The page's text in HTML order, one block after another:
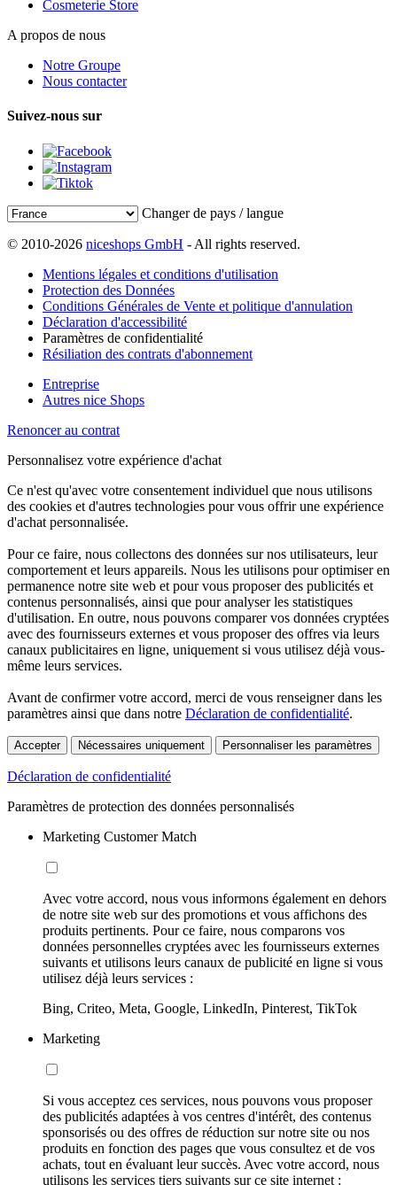
Cosmeterie Store
A propos de nous
Notre Groupe
Nous contacter
Suivez-nous sur
Changer de pays / langue
© 2010-2026 niceshops GmbH - All rights reserved.
Mentions légales et conditions d'utilisation
Protection des Données
Conditions Générales de Vente et politique d'annulation
Déclaration d'accessibilité
Paramètres de confidentialité
Résiliation des contrats d'abonnement
Entreprise
Autres nice Shops
Renoncer au contrat
Personnalisez votre expérience d'achat
Ce n'est qu'avec votre consentement individuel que nous utilisons
des cookies et d'autres technologies pour vous offrir une expérience
d'achat personnalisée.
Pour ce faire, nous collectons des données sur nos utilisateurs, leur
comportement et leurs appareils. Nous les utilisons pour optimiser en
permanence notre site web et pour vous proposer des publicités et
contenus personnalisés, ainsi que pour analyser les statistiques
d'utilisation. En outre, nous pouvons comparer vos données cryptées
avec des fournisseurs externes et vous proposer des offres via leurs
canaux publicitaires en ligne, uniquement si vous utilisez déjà vous-
même leurs services.
Avant de confirmer votre accord, merci de vous renseigner dans les
paramètres ainsi que dans notre Déclaration de confidentialité.
Accepter Nécessaires uniquement Personnaliser les paramètres
Déclaration de confidentialité
Paramètres de protection des données personnalisés
Marketing Customer Match
Avec votre accord, nous vous informons également en dehors
de notre site web sur des promotions et vous affichons des
produits pertinents. Pour ce faire, nous comparons vos
données personnelles cryptées avec les fournisseurs externes
suivants et utilisons leurs canaux de publicité en ligne si vous
utilisez déjà leurs services :
Bing, Criteo, Meta, Google, LinkedIn, Pinterest, TikTok
Marketing
Si vous acceptez ces services, nous pouvons vous proposer
des publicités adaptées à vos centres d'intérêt, des contenus
sponsorisés ou des offres de réduction sur notre site ou nos
produits en fonction des pages que vous consultez et de vos
achats, tout en évaluant leur succès. Avec votre accord, nous
utilisons les services tiers suivants sur ce site internet :